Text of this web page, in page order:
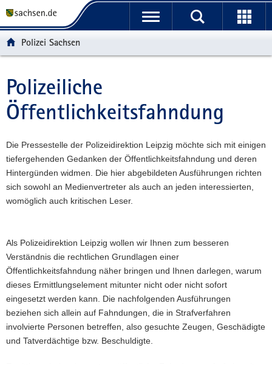
t
ü
b
e
g
r
e
i
f
d
e
N
a
v
i
g
a
t
n
a
v
g
a
t
i
o
p
n
h
a
t
t
e
I
n
o
r
m
a
t
n
t
-
B
e
e
i
c
h
Polizei Sachsen
Hauptinhalt
Polizeiliche
Öffentlichkeitsfahndung
Die Pressestelle der Polizeidirektion Leipzig möchte sich mit einigen
tiefergehenden Gedanken der Öffentlichkeitsfahndung und deren
Hintergünden widmen. Die hier abgebildeten Ausführungen richten
sich sowohl an Medienvertreter als auch an jeden interessierten,
womöglich auch kritischen Leser.
Als Polizeidirektion Leipzig wollen wir Ihnen zum besseren
Verständnis die rechtlichen Grundlagen einer
Öffentlichkeitsfahndung näher bringen und Ihnen darlegen, warum
dieses Ermittlungselement mitunter nicht oder nicht sofort
eingesetzt werden kann. Die nachfolgenden Ausführungen
beziehen sich allein auf Fahndungen, die in Strafverfahren
involvierte Personen betreffen, also gesuchte Zeugen, Geschädigte
und Tatverdächtige bzw. Beschuldigte.